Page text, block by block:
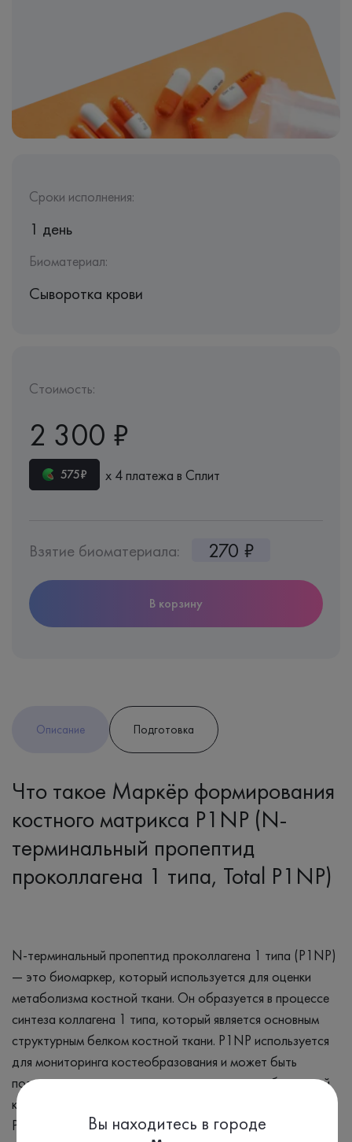
Сроки исполнения:
1 день
Биоматериал:
Сыворотка крови
Стоимость:
2 300 ₽
575₽ х 4 платежа в Сплит
Взятие биоматериала: 270 ₽
В корзину
Описание Подготовка
Что такое Маркёр формирования
костного матрикса P1NP (N-
терминальный пропептид
проколлагена 1 типа, Total P1NP)
N-терминальный пропептид проколлагена 1 типа (P1NP)
— это биомаркер, который используется для оценки
метаболизма костной ткани. Он образуется в процессе
синтеза коллагена 1 типа, который является основным
структурным белком костной ткани. P1NP используется
для мониторинга костеобразования и может быть
полезен в диагностике и лечении различных заболеваний
костей, таких как остеопороз.
P1NP отражает активность остеобластов (клеток,
Вы находитесь в городе